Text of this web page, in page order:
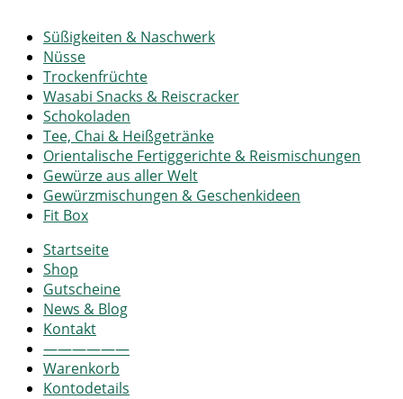
Süßigkeiten & Naschwerk
Nüsse
Trockenfrüchte
Wasabi Snacks & Reiscracker
Schokoladen
Tee, Chai & Heißgetränke
Orientalische Fertiggerichte & Reismischungen
Gewürze aus aller Welt
Gewürzmischungen & Geschenkideen
Fit Box
Startseite
Shop
Gutscheine
News & Blog
Kontakt
——————
Warenkorb
Kontodetails